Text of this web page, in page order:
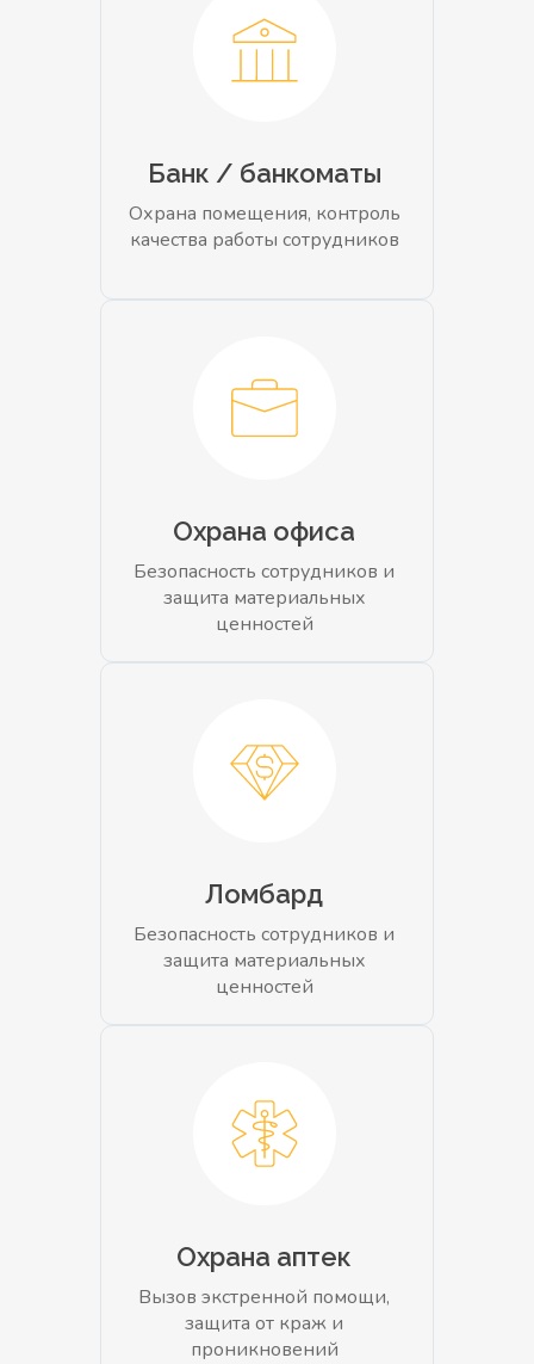
Банк / банкоматы
Охрана помещения, контроль
качества работы сотрудников
Охрана офиса
Безопасность сотрудников и
защита материальных
ценностей
Ломбард
Безопасность сотрудников и
защита материальных
ценностей
Охрана аптек
Вызов экстренной помощи,
защита от краж и
проникновений